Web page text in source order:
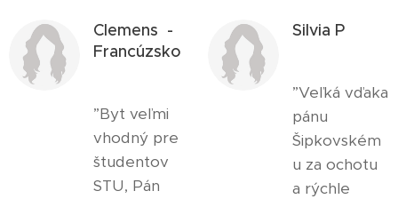
Clemens -
Francúzsko
”Byt veľmi
vhodný pre
študentov
STU, Pán
Silvia P
”Veľká vďaka
pánu
Šipkovském
u za ochotu
a rýchle